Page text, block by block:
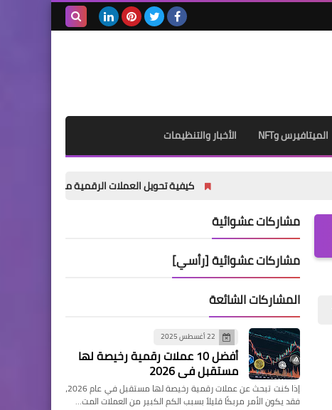
الميتافيرس وNFT الأخبار والتنظيمات
كيفية تحويل العملات الرقمية من Binance إلى MetaMask خطوة بخطوة للمبتدئين (دليل 2026)
مشاركات عشوائية
مشاركات عشوائية [رأسي]
المشاركات الشائعة
22 أغسطس 2025
أفضل 10 عملات رقمية رخيصة لها
مستقبل في 2026
إذا كنت تبحث عن عملات رقمية رخيصة لها مستقبل في عام 2026،
فقد يكون الأمر مربكًا قليلاً بسبب الكم الكبير من العملات المت…